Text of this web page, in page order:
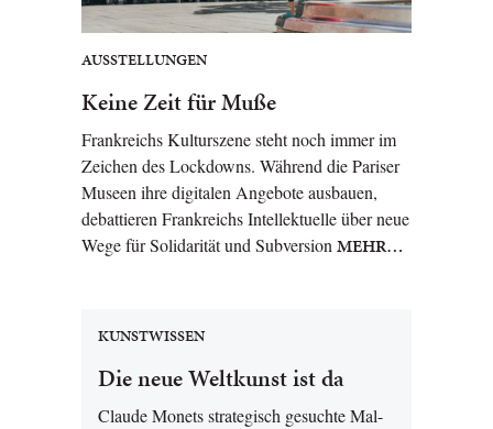
AUSSTELLUNGEN
Keine Zeit für Muße
Frankreichs Kulturszene steht noch immer im
Zeichen des Lockdowns. Während die Pariser
Museen ihre digitalen Angebote ausbauen,
debattieren Frankreichs Intellektuelle über neue
Wege für Solidarität und SubversionMEHR…
KUNSTWISSEN
Die neue Weltkunst ist da
Claude Monets strategisch gesuchte Mal-